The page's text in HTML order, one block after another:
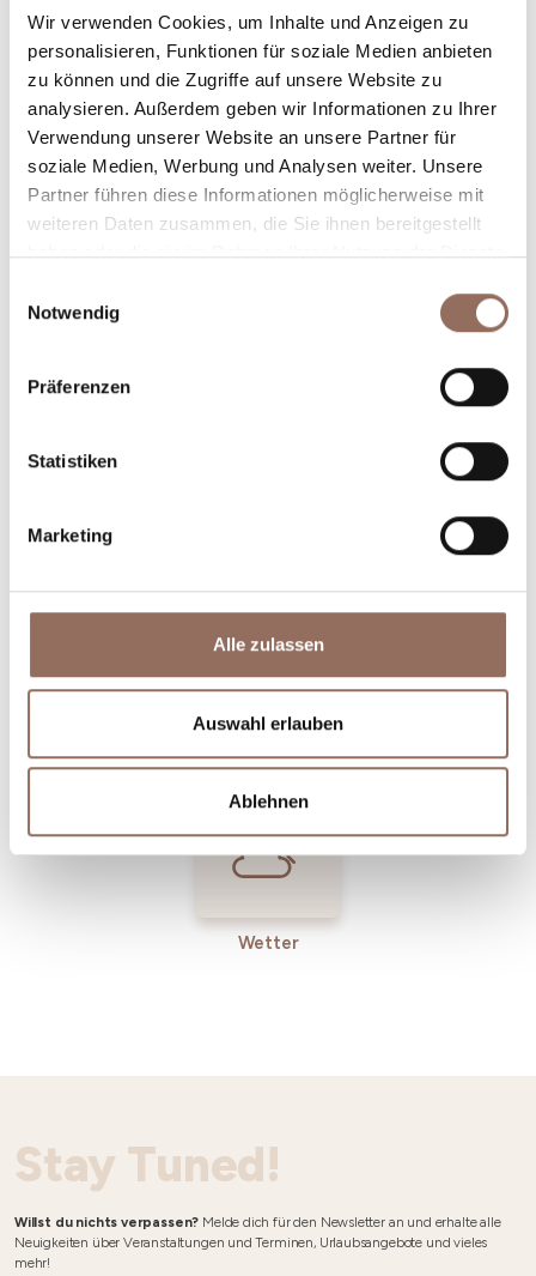
Wir verwenden Cookies, um Inhalte und Anzeigen zu
personalisieren, Funktionen für soziale Medien anbieten
zu können und die Zugriffe auf unsere Website zu
analysieren. Außerdem geben wir Informationen zu Ihrer
Verwendung unserer Website an unsere Partner für
soziale Medien, Werbung und Analysen weiter. Unsere
Partner führen diese Informationen möglicherweise mit
weiteren Daten zusammen, die Sie ihnen bereitgestellt
haben oder die sie im Rahmen Ihrer Nutzung der Dienste
Notwendig
Präferenzen
Statistiken
Marketing
Alle zulassen
Auswahl erlauben
Ablehnen
Dein Urlaub
Plane, wo du übernachtest und isst, was du in jedem
Winkel des Langhe Monferrato Roero unternehmen
willst, mit einem Blick aufs Wetter in Echtzeit.
Unterkünfte
Essen und
Wetter
Stay Tuned!
Willst du nichts verpassen? Melde dich für den Newsletter an und erhalte alle
Neuigkeiten über Veranstaltungen und Terminen, Urlaubsangebote und vieles
mehr!